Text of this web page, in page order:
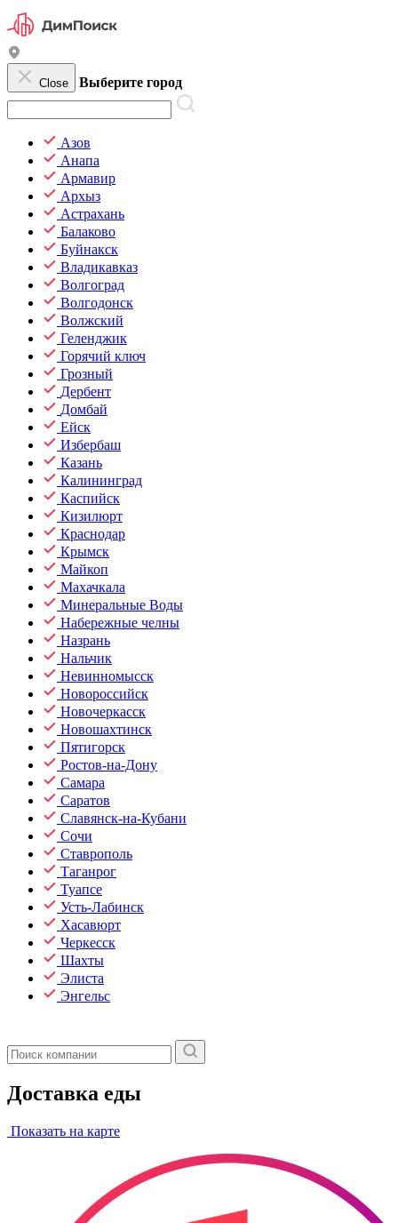
Close Выберите город
Азов
Анапа
Армавир
Архыз
Астрахань
Балаково
Буйнакск
Владикавказ
Волгоград
Волгодонск
Волжский
Геленджик
Горячий ключ
Грозный
Дербент
Домбай
Ейск
Избербаш
Казань
Калининград
Каспийск
Кизилюрт
Краснодар
Крымск
Майкоп
Махачкала
Минеральные Воды
Набережные челны
Назрань
Нальчик
Невинномысск
Новороссийск
Новочеркасск
Новошахтинск
Пятигорск
Ростов-на-Дону
Самара
Саратов
Славянск-на-Кубани
Сочи
Ставрополь
Таганрог
Туапсе
Усть-Лабинск
Хасавюрт
Черкесск
Шахты
Элиста
Энгельс
Доставка еды
Показать на карте